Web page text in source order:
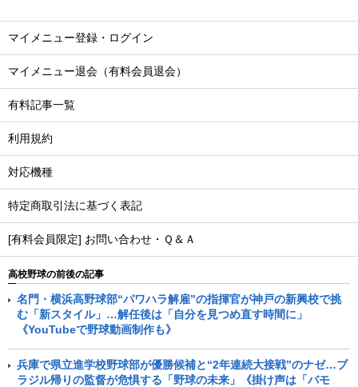
マイメニュー登録・ログイン
マイメニュー退会（有料会員退会）
有料記事一覧
利用規約
対応機種
特定商取引法に基づく表記
[有料会員限定] お問い合わせ・Ｑ＆Ａ
高校野球の前後の記事
名門・横浜高野球部“パワハラ解雇”の指揮官が神戸の新興校で挑
む「新スタイル」…解任後は「自分を見つめ直す時間に」
《YouTubeで野球動画制作も》
兵庫で県立進学校野球部が優勝候補と“2年連続大接戦”のナゼ…ブ
ラジル帰りの監督が危惧する「野球の未来」《掛け声は「バモ